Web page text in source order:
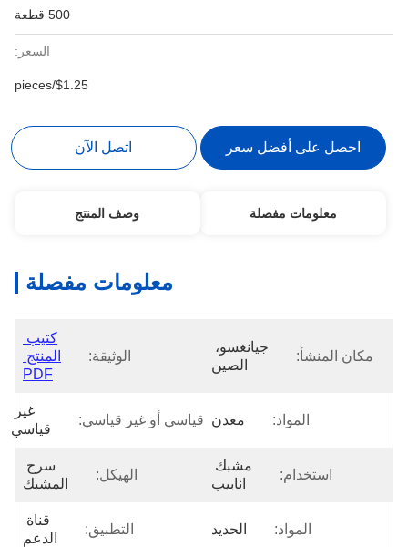
500 قطعة
السعر:
$1.25/pieces
احصل على أفضل سعر اتصل الآن
معلومات مفصلة وصف المنتج
معلومات مفصلة
مكان المنشأ:
جيانغسو،
الصين
الوثيقة:
كتيب
المنتج
PDF
المواد: معدن قياسي أو غير قياسي:
غير
قياسي
استخدام:
مشبك
انابيب
الهيكل:
سرج
المشبك
المواد: الحديد التطبيق:
قناة
الدعم